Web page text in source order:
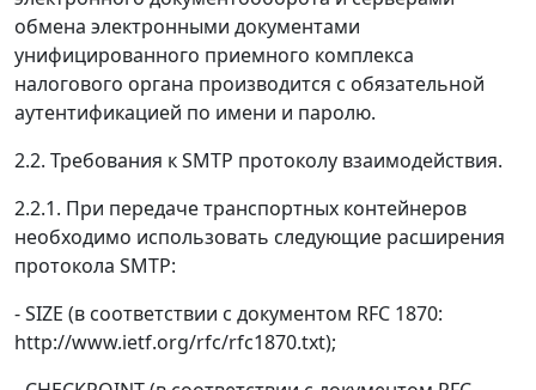
обмена электронными документами
унифицированного приемного комплекса
налогового органа производится с обязательной
аутентификацией по имени и паролю.
2.2. Требования к SMTP протоколу взаимодействия.
2.2.1. При передаче транспортных контейнеров
необходимо использовать следующие расширения
протокола SMTP:
- SIZE (в соответствии с документом RFC 1870:
http://www.ietf.org/rfc/rfc1870.txt);